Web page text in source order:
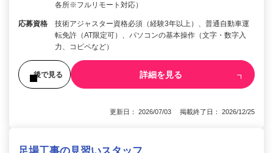
各所※フルリモート対応）
応募資格
技術アジャスター資格必須（経験3年以上）、普通自動車運
転免許（AT限定可）、パソコンの基本操作（文字・数字入
力、コピペなど）
後で見る 詳細を見る
更新日： 2026/07/03 掲載終了日： 2026/12/25